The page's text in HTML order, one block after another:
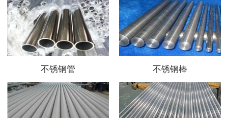
不锈钢管 不锈钢棒